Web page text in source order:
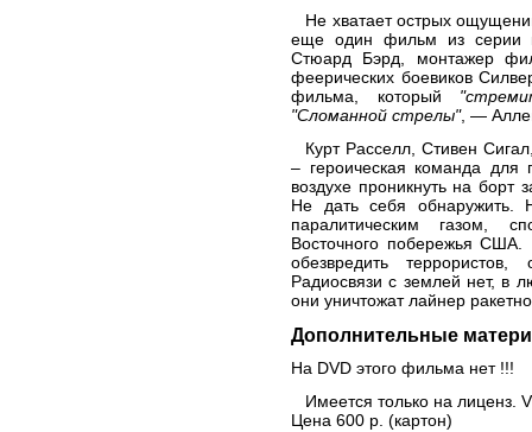
Не хватает острых
еще один фильм из серии
Стюард Бэрд, монтажер
феерических боевиков
фильма, который
"Сломанной стрелы", —
Курт Расселл, Стивен
– героическая команда для
воздухе проникнуть на борт
Не дать себя обнаружить.
паралитическим газом,
Восточного побережья США.
обезвредить террористов,
Радиосвязи с землей нет, в
они уничтожат лайнер
Дополнительные
На DVD этого фильма нет !!!
Имеется только на лиценз.
Цена 600 р. (картон)